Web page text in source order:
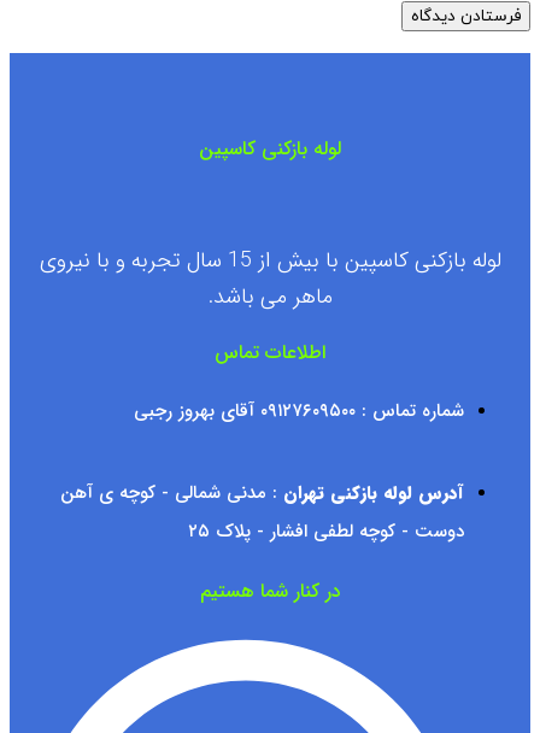
لوله بازکنی کاسپین
لوله بازکنی کاسپین با بیش از 15 سال تجربه و با نیروی
ماهر می باشد.
اطلاعات تماس
شماره تماس : ۰۹۱۲۷۶۰۹۵۰۰ آقای بهروز رجبی
آدرس لوله بازکنی تهران : مدنی شمالی - کوچه ی آهن
دوست - کوچه لطفی افشار - پلاک ۲۵
در کنار شما هستیم